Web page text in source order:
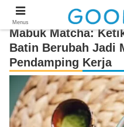
Mabuk Matcha:
Batin Berubah Jadi
Pendamping Kerja
Menus